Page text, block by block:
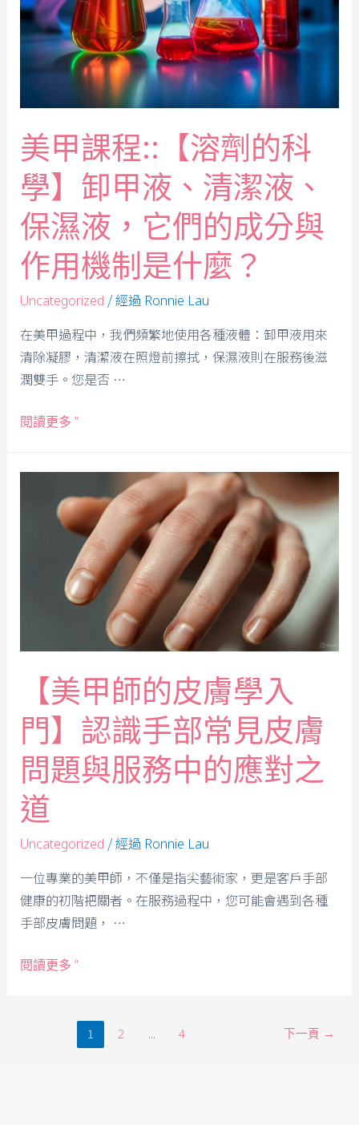
美甲課程::【溶劑的科
學】卸甲液、清潔液、
保濕液，它們的成分與
作用機制是什麼？
Uncategorized / 經過 Ronnie Lau
在美甲過程中，我們頻繁地使用各種液體：卸甲液用來
清除凝膠，清潔液在照燈前擦拭，保濕液則在服務後滋
潤雙手。您是否 …
閱讀更多 ”
【美甲師的皮膚學入
門】認識手部常見皮膚
問題與服務中的應對之
道
Uncategorized / 經過 Ronnie Lau
一位專業的美甲師，不僅是指尖藝術家，更是客戶手部
健康的初階把關者。在服務過程中，您可能會遇到各種
手部皮膚問題， …
閱讀更多 ”
1 2 ... 4 下一頁 →